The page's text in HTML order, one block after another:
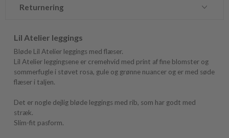
Returnering
Lil Atelier leggings
Bløde Lil Atelier leggings med flæser.
Lil Atelier leggingsene er cremehvid med print af fine blomster og
sommerfugle i støvet rosa, gule og grønne nuancer og er med søde
flæser i taljen.
Det er nogle dejlig bløde leggings med rib, som har godt med
stræk.
Slim-fit pasform.